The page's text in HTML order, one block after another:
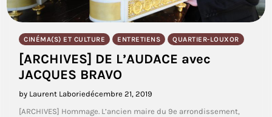
CINÉMA(S) ET CULTURE ENTRETIENS QUARTIER-LOUXOR
[ARCHIVES] DE L’AUDACE avec
JACQUES BRAVO
by Laurent Laboriedécembre 21, 2019
[ARCHIVES] Hommage. L’ancien maire du 9e arrondissement,